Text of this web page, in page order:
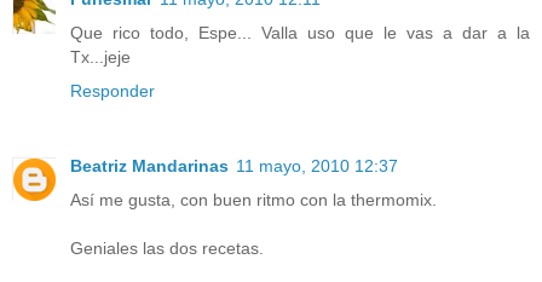
Que rico todo, Espe... Valla uso que le vas a dar a la
Tx...jeje
Responder
Beatriz Mandarinas 11 mayo, 2010 12:37
Así me gusta, con buen ritmo con la thermomix.
Geniales las dos recetas.